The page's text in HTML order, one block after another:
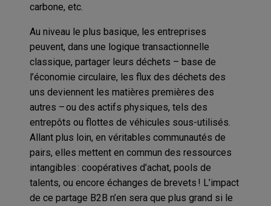
carbone, etc.
Au niveau le plus basique, les entreprises
peuvent, dans une logique transactionnelle
classique, partager leurs déchets – base de
l’économie circulaire, les flux des déchets des
uns deviennent les matières premières des
autres – ou des actifs physiques, tels des
entrepôts ou flottes de véhicules sous-utilisés.
Allant plus loin, en véritables communautés de
pairs, elles mettent en commun des ressources
intangibles : coopératives d’achat, pools de
talents, ou encore échanges de brevets ! L’impact
de ce partage B2B n’en sera que plus grand si le